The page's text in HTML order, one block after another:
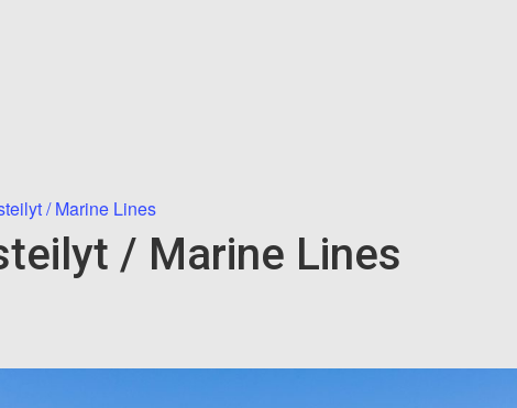
/ Marine Lines
/ Marine Lines